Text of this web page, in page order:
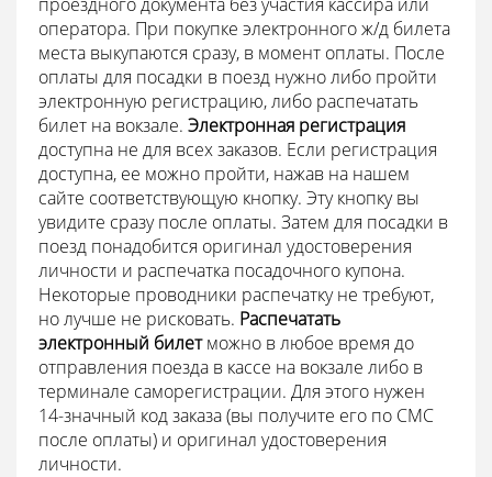
оператора. При покупке электронного ж/д билета
места выкупаются сразу, в момент оплаты. После
оплаты для посадки в поезд нужно либо пройти
электронную регистрацию, либо распечатать
билет на вокзале. Электронная регистрация
доступна не для всех заказов. Если регистрация
доступна, ее можно пройти, нажав на нашем
сайте соответствующую кнопку. Эту кнопку вы
увидите сразу после оплаты. Затем для посадки в
поезд понадобится оригинал удостоверения
личности и распечатка посадочного купона.
Некоторые проводники распечатку не требуют,
но лучше не рисковать. Распечатать
электронный билетможно в любое время до
отправления поезда в кассе на вокзале либо в
терминале саморегистрации. Для этого нужен
14-значный код заказа (вы получите его по СМС
после оплаты) и оригинал удостоверения
личности.